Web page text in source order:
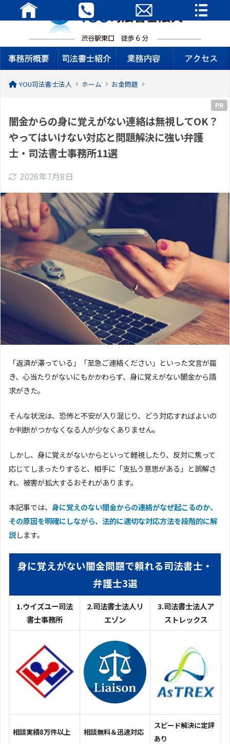
YOU司法書士法人 ホーム お金問題
PR
闇金からの身に覚えがない連絡は無視してOK？
やってはいけない対応と問題解決に強い弁護
士・司法書士事務所11選
2026年7月8日
「返済が滞っている」「至急ご連絡ください」といった文言が届
き、心当たりがないにもかかわらず、身に覚えがない闇金から請
求がきた。
そんな状況は、恐怖と不安が入り混じり、どう対応すればよいの
か判断がつかなくなる人が少なくありません。
しかし、身に覚えがないからといって軽視したり、反対に焦って
応じてしまったりすると、相手に「支払う意思がある」と誤解さ
れ、被害が拡大するおそれがあります。
本記事では、 身に覚えのない闇金からの連絡がなぜ起こるのか、
その原因を明確にしながら、法的に適切な対応方法を段階的に解
説します。
身に覚えがない闇金問題で頼れる司法書士・
弁護士3選
1.ウイズユー司法
書士事務所
2.司法書士法人リ
エゾン
3.司法書士法人ア
ストレックス
相談実績8万件以上 相談無料＆迅速対応
スピード解決に定評
あり